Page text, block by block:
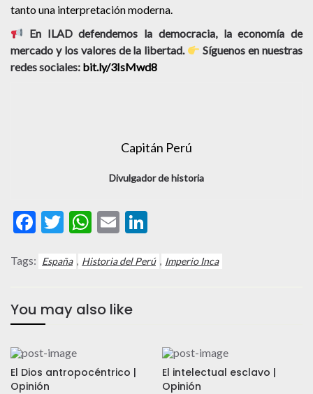
tanto una interpretación moderna.
En ILAD defendemos la democracia, la economía de
mercado y los valores de la libertad.
Síguenos en nuestras
redes sociales: bit.ly/3IsMwd8
Capitán Perú
Divulgador de historia
Facebook
Twitter
WhatsApp
Email
Tags: España , Historia del Perú , Imperio Inca
You may also like
El Dios antropocéntrico |
Opinión
El intelectual esclavo |
Opinión